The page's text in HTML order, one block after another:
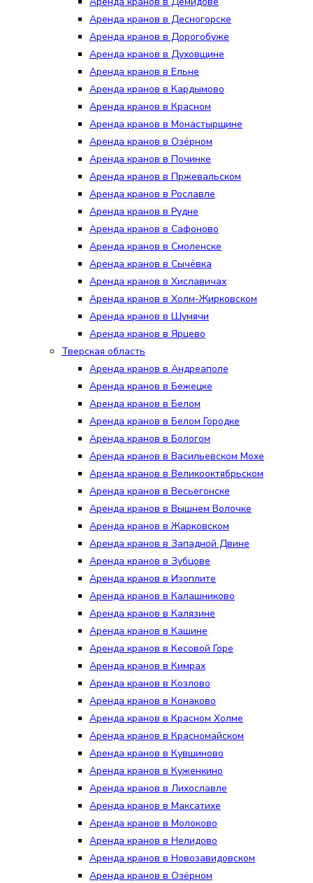
Аренда кранов в Десногорске
Аренда кранов в Дорогобуже
Аренда кранов в Духовщине
Аренда кранов в Ельне
Аренда кранов в Кардымово
Аренда кранов в Красном
Аренда кранов в Монастырщине
Аренда кранов в Озёрном
Аренда кранов в Починке
Аренда кранов в Пржевальском
Аренда кранов в Рославле
Аренда кранов в Рудне
Аренда кранов в Сафоново
Аренда кранов в Смоленске
Аренда кранов в Сычёвка
Аренда кранов в Хиславичах
Аренда кранов в Холм-Жирковском
Аренда кранов в Шумячи
Аренда кранов в Ярцево
Тверская область
Аренда кранов в Андреаполе
Аренда кранов в Бежецке
Аренда кранов в Белом
Аренда кранов в Белом Городке
Аренда кранов в Бологом
Аренда кранов в Васильевском Мохе
Аренда кранов в Великооктябрьском
Аренда кранов в Весьегонске
Аренда кранов в Вышнем Волочке
Аренда кранов в Жарковском
Аренда кранов в Западной Двине
Аренда кранов в Зубцове
Аренда кранов в Изоплите
Аренда кранов в Калашниково
Аренда кранов в Калязине
Аренда кранов в Кашине
Аренда кранов в Кесовой Горе
Аренда кранов в Кимрах
Аренда кранов в Козлово
Аренда кранов в Конаково
Аренда кранов в Красном Холме
Аренда кранов в Красномайском
Аренда кранов в Кувшиново
Аренда кранов в Куженкино
Аренда кранов в Лихославле
Аренда кранов в Максатихе
Аренда кранов в Молоково
Аренда кранов в Нелидово
Аренда кранов в Новозавидовском
Аренда кранов в Озёрном